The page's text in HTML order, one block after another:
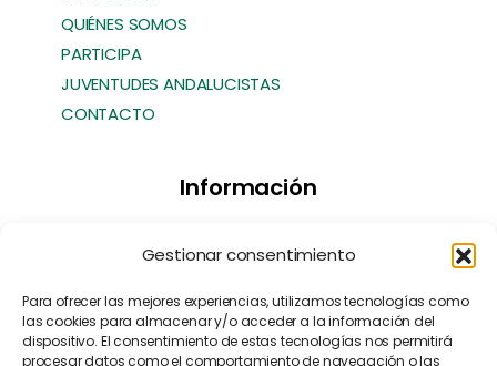
Gestionar consentimiento
Para ofrecer las mejores experiencias, utilizamos tecnologías como
las cookies para almacenar y/o acceder a la información del
dispositivo. El consentimiento de estas tecnologías nos permitirá
procesar datos como el comportamiento de navegación o las
QUIÉNES SOMOS
PARTICIPA
JUVENTUDES ANDALUCISTAS
CONTACTO
Información
Política de Privacidad
Contacto
Manifiesto EFA [EN]